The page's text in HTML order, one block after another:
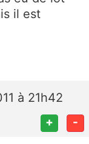
il est
à 21h42
+ -